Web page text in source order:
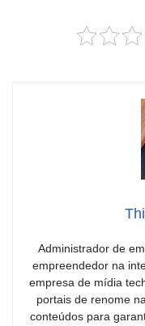
Administrador de
empreendedor na
empresa de mídia
portais de renome
conteúdos para